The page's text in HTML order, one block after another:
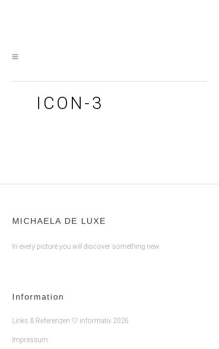
ICON-3
MICHAELA DE LUXE
In every picture you will discover something new.
Information
Links & Referenzen 🤍 informativ 2026
Impressum